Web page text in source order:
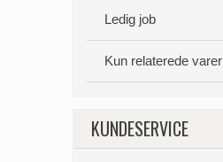
Ledig job
Kun relaterede varer
KUNDESERVICE